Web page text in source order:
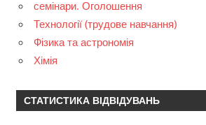
семінари. Оголошення
Технології (трудове навчання)
Фізика та астрономія
Хімія
СТАТИСТИКА ВІДВІДУВАНЬ